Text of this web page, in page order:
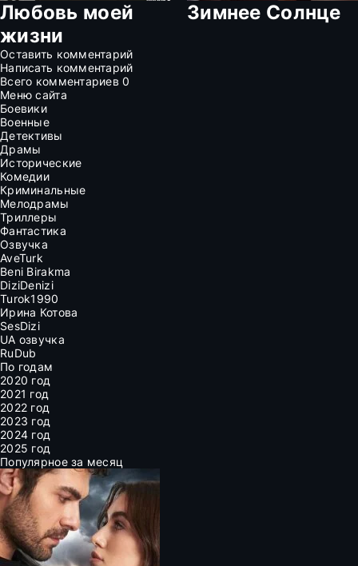
Любовь моей
жизни
Зимнее Солнце
Оставить комментарий
Написать комментарий
Всего комментариев0
Меню сайта
Боевики
Военные
Детективы
Драмы
Исторические
Комедии
Криминальные
Мелодрамы
Триллеры
Фантастика
Озвучка
AveTurk
Beni Birakma
DiziDenizi
Turok1990
Ирина Котова
SesDizi
UA озвучка
RuDub
По годам
2020 год
2021 год
2022 год
2023 год
2024 год
2025 год
Популярное за месяц